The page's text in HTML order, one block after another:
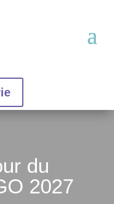
du
2027